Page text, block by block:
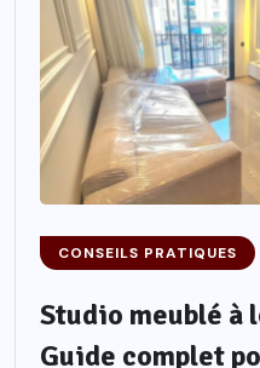
CONSEILS PRATIQUES
Studio meublé à
Guide complet